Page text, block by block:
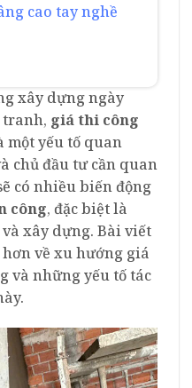
cao tay nghề
xây dựng ngày
tranh, giá thi công
một yếu tố quan
chủ đầu tư cần quan
có nhiều biến động
công, đặc biệt là
xây dựng. Bài viết
về xu hướng giá
và những yếu tố tác